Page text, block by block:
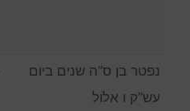
נפטר בן ס”ה שנים ביום
עש”ק ו אלול